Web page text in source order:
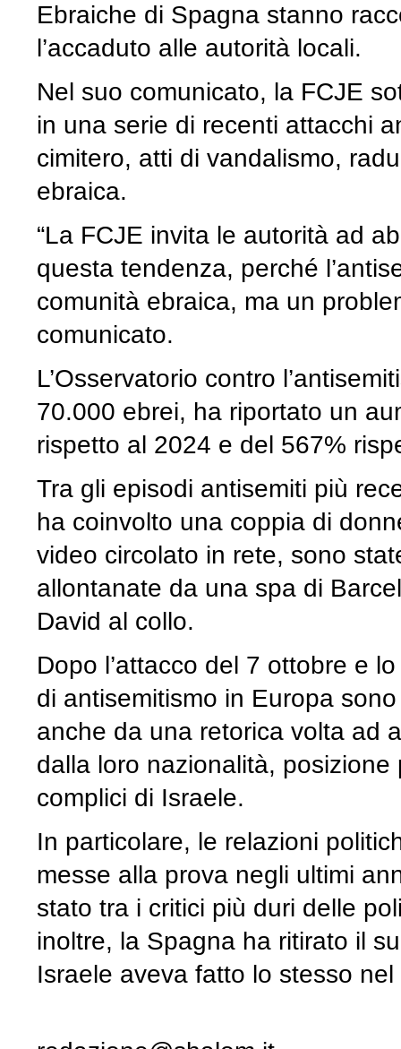
Ebraiche di Spagna stanno
l’accaduto alle autorità locali.
Nel suo comunicato, la FCJE
in una serie di recenti attacchi
cimitero, atti di vandalismo,
ebraica.
“La FCJE invita le autorità ad
questa tendenza, perché
comunità ebraica, ma un
comunicato.
L’Osservatorio contro
70.000 ebrei, ha riportato un
rispetto al 2024 e del 567%
Tra gli episodi antisemiti più
ha coinvolto una coppia di
video circolato in rete, sono
allontanate da una spa di
David al collo.
Dopo l’attacco del 7 ottobre e
di antisemitismo in Europa
anche da una retorica volta ad
dalla loro nazionalità,
complici di Israele.
In particolare, le relazioni
messe alla prova negli ultimi
stato tra i critici più duri delle
inoltre, la Spagna ha ritirato il
Israele aveva fatto lo stesso